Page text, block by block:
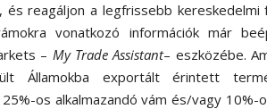
és reagáljon a legfrissebb kereskedelmi
vonatkozó információk már
– My Trade Assistant– eszközébe.
Államokba exportált érintett
os alkalmazandó vám és/vagy 10%-